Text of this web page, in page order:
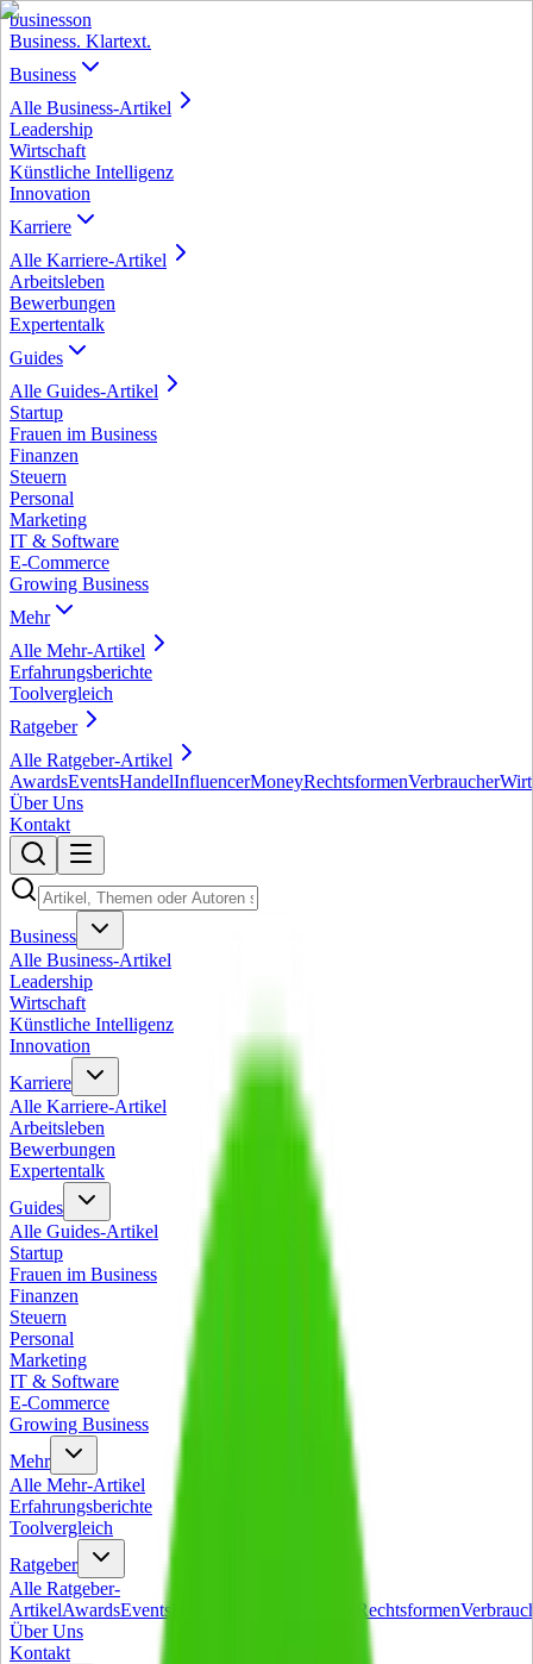
businesson
Business. Klartext.
Business
Alle Business-Artikel
Leadership
Wirtschaft
Künstliche Intelligenz
Innovation
Karriere
Alle Karriere-Artikel
Arbeitsleben
Bewerbungen
Expertentalk
Guides
Alle Guides-Artikel
Startup
Frauen im Business
Finanzen
Steuern
Personal
Marketing
IT & Software
E-Commerce
Growing Business
Mehr
Alle Mehr-Artikel
Erfahrungsberichte
Toolvergleich
Ratgeber
Alle Ratgeber-Artikel
AwardsEventsHandelInfluencerMoneyRechtsformenVerbraucher
Über Uns
Kontakt
Business
Alle Business-Artikel
Leadership
Wirtschaft
Künstliche Intelligenz
Innovation
Karriere
Alle Karriere-Artikel
Arbeitsleben
Bewerbungen
Expertentalk
Guides
Alle Guides-Artikel
Startup
Frauen im Business
Finanzen
Steuern
Personal
Marketing
IT & Software
E-Commerce
Growing Business
Mehr
Alle Mehr-Artikel
Erfahrungsberichte
Toolvergleich
Ratgeber
Alle Ratgeber-
ArtikelAwardsEvents Rechtsformen
Über Uns
Kontakt